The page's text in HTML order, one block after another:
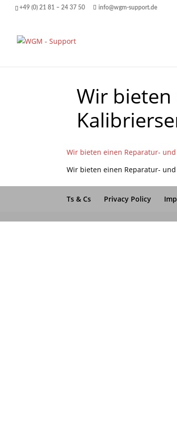
+49 (0) 21 81 – 24 37 50 info@wgm-support.de
Wir
Wir bieten einen Reparatur-
Wir bieten einen Reparatur-
Ts & Cs Privacy Policy